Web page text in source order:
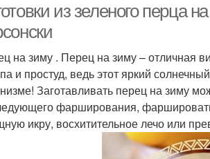
из зеленого перца
на зиму . Перец на зиму – отличная
и простуд, ведь этот яркий
Заготавливать перец на зиму
фарширования,
икру, восхитительное лечо или